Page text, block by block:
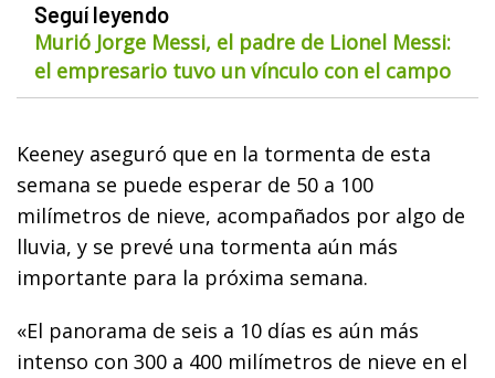
Seguí leyendo
Murió Jorge Messi, el padre de Lionel Messi:
el empresario tuvo un vínculo con el campo
Keeney aseguró que en la tormenta de esta
semana se puede esperar de 50 a 100
milímetros de nieve, acompañados por algo de
lluvia, y se prevé una tormenta aún más
importante para la próxima semana.
«El panorama de seis a 10 días es aún más
intenso con 300 a 400 milímetros de nieve en el